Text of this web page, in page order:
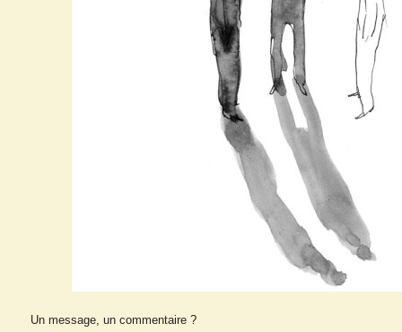
Un message, un commentaire ?